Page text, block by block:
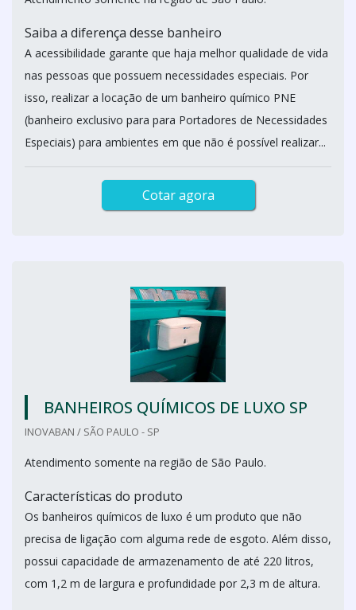
Saiba a diferença desse banheiro
A acessibilidade garante que haja melhor qualidade de vida
nas pessoas que possuem necessidades especiais. Por
isso, realizar a locação de um banheiro químico PNE
(banheiro exclusivo para para Portadores de Necessidades
Especiais) para ambientes em que não é possível realizar...
Cotar agora
BANHEIROS QUÍMICOS DE LUXO SP
INOVABAN / SÃO PAULO - SP
Atendimento somente na região de São Paulo.
Características do produto
Os banheiros químicos de luxo é um produto que não
precisa de ligação com alguma rede de esgoto. Além disso,
possui capacidade de armazenamento de até 220 litros,
com 1,2 m de largura e profundidade por 2,3 m de altura.